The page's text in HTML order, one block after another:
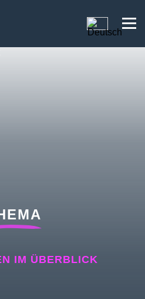
IM ÜBERBLICK